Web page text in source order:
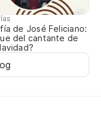
de José Feliciano:
del cantante de